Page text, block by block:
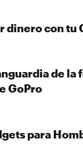
dinero con tu
de
GoPro
para